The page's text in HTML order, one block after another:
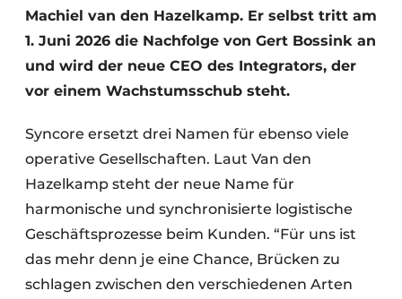
Machiel van den Hazelkamp. Er selbst tritt am
1. Juni 2026 die Nachfolge von Gert Bossink an
und wird der neue CEO des Integrators, der
vor einem Wachstumsschub steht.
Syncore ersetzt drei Namen für ebenso viele
operative Gesellschaften. Laut Van den
Hazelkamp steht der neue Name für
harmonische und synchronisierte logistische
Geschäftsprozesse beim Kunden. “Für uns ist
das mehr denn je eine Chance, Brücken zu
schlagen zwischen den verschiedenen Arten